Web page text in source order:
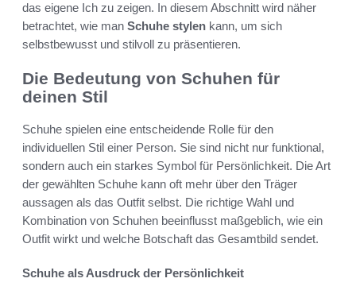
das eigene Ich zu zeigen. In diesem Abschnitt wird näher
betrachtet, wie man Schuhe stylen kann, um sich
selbstbewusst und stilvoll zu präsentieren.
Die Bedeutung von Schuhen für
deinen Stil
Schuhe spielen eine entscheidende Rolle für den
individuellen Stil einer Person. Sie sind nicht nur funktional,
sondern auch ein starkes Symbol für Persönlichkeit. Die Art
der gewählten Schuhe kann oft mehr über den Träger
aussagen als das Outfit selbst. Die richtige Wahl und
Kombination von Schuhen beeinflusst maßgeblich, wie ein
Outfit wirkt und welche Botschaft das Gesamtbild sendet.
Schuhe als Ausdruck der Persönlichkeit